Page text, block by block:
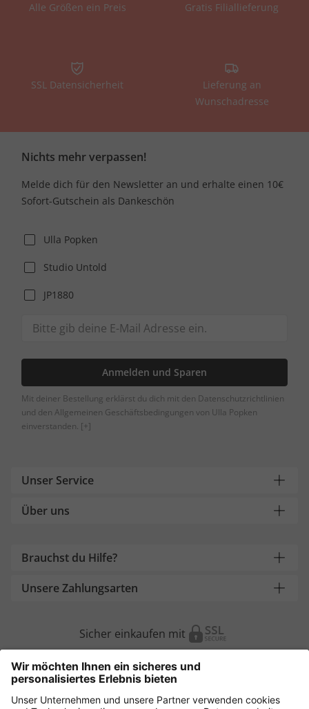
Alle Größen ein Preis Gratis Filiallieferung
SSL Datensicherheit
Lieferung an
Wunschadresse
Nichts mehr verpassen!
Melde dich für den Newsletter an und erhalte einen 10€
Sofort-Gutschein als Dankeschön
Ulla Popken
Studio Untold
JP1880
Anmelden und Sparen
Mit deiner Bestellung erklärst du dich mit den Datenschutzrichtlinien
und den Allgemeinen Geschäftsbedingungen von Ulla Popken
einverstanden. [+]
Unser Service
Über uns
Brauchst du Hilfe?
Unsere Zahlungsarten
Sicher einkaufen mit
Weitere Onlineshops